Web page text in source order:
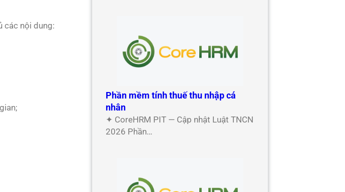
các nội dung:
Phần mềm tính thuế thu nhập cá
nhân
✦ CoreHRM PIT — Cập nhật Luật TNCN
2026 Phần…